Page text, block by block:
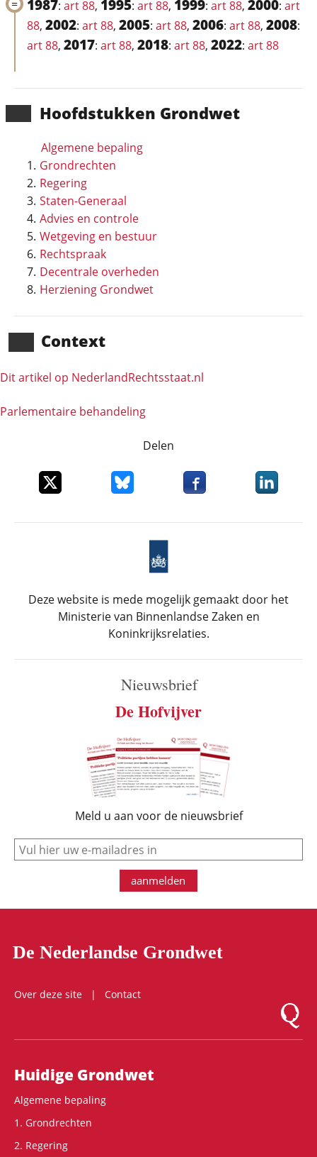
Hoofd­stukken Grondwet
Algemene bepaling
Grondrechten
Regering
Staten-Generaal
Advies en controle
Wetgeving en bestuur
Rechtspraak
Decentrale overheden
Herziening Grondwet
Context
Dit artikel op NederlandRechts­staat.nl
Parlementaire behandeling
1987: art 88, 1995: art 88, 1999: art 88, 2000: art
88, 2002: art 88, 2005: art 88, 2006: art 88, 2008:
art 88, 2017: art 88, 2018: art 88, 2022: art 88
Delen
Deel dit item op XDeel dit item op Bluesky
Deel dit item opDeel dit
Deze website is mede mogelijk gemaakt door het
Ministerie van Binnenlandse Zaken en
Koninkrijksrelaties.
Nieuwsbrief
De Hofvijver
Meld u aan voor de nieuwsbrief
e-mail
aanmelden
De Nederlandse Grondwet
Over deze site
Contact
Logo
Hoofdnavigatie
Huidige Grondwet
Algemene bepaling
1. Grondrechten
2. Regering